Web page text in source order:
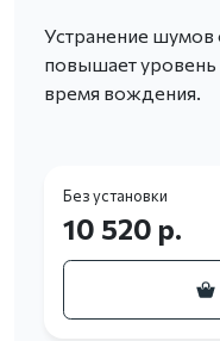
Устранение шумов
повышает уровень
время вождения.
Без установки
10 520 р.